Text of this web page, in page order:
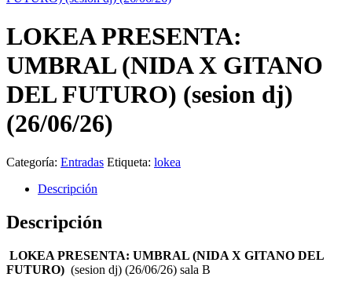
LOKEA PRESENTA:
UMBRAL (NIDA X GITANO
DEL FUTURO) (sesion dj)
(26/06/26)
Categoría: Entradas Etiqueta: lokea
Descripción
Descripción
LOKEA PRESENTA: UMBRAL (NIDA X GITANO DEL
FUTURO) (sesion dj) (26/06/26) sala B